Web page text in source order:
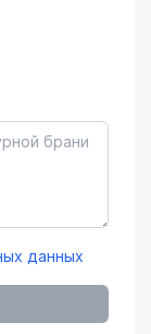
данных